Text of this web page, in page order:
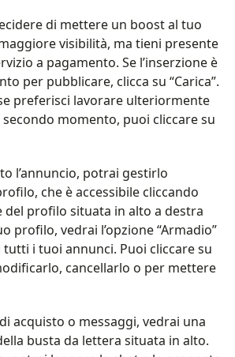
di mettere un boost al tuo
visibilità, ma tieni presente
a pagamento. Se l’inserzione è
per pubblicare, clicca su “Carica”.
preferisci lavorare ulteriormente
secondo momento, puoi cliccare su
l’annuncio, potrai gestirlo
che è accessibile cliccando
del profilo situata in alto a destra
profilo, vedrai l’opzione “Armadio”
i tuoi annunci. Puoi cliccare su
cancellarlo o per mettere
acquisto o messaggi, vedrai una
busta da lettera situata in alto.